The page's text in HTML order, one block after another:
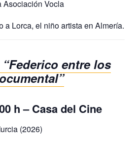
Asociación Vocla
a Lorca, el niño artista en Almería.
“Federico entre los
h – Casa del Cine
(2026)